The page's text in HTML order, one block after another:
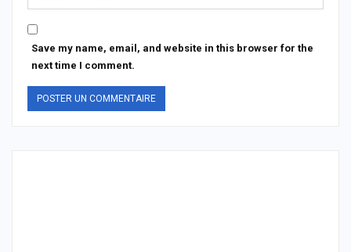
Save my name, email, and website in this browser for the
next time I comment.